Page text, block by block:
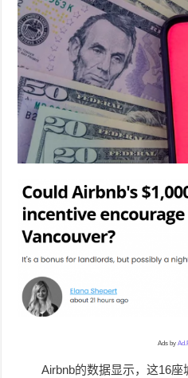
Ads by
Airbnb的数据显示，这16